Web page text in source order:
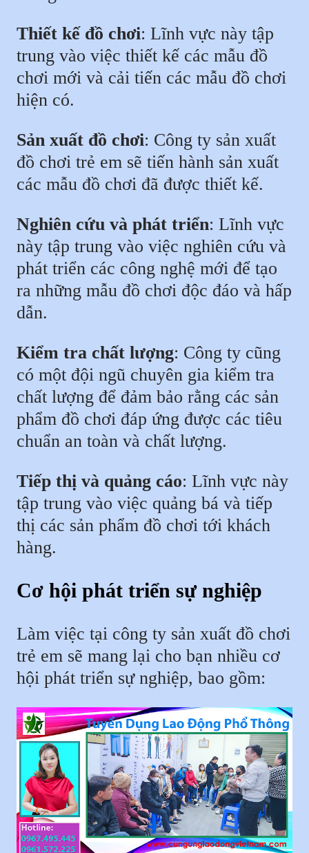
Thiết kế đồ chơi: Lĩnh vực này tập
trung vào việc thiết kế các mẫu đồ
chơi mới và cải tiến các mẫu đồ chơi
hiện có.
Sản xuất đồ chơi: Công ty sản xuất
đồ chơi trẻ em sẽ tiến hành sản xuất
các mẫu đồ chơi đã được thiết kế.
Nghiên cứu và phát triển: Lĩnh vực
này tập trung vào việc nghiên cứu và
phát triển các công nghệ mới để tạo
ra những mẫu đồ chơi độc đáo và hấp
dẫn.
Kiểm tra chất lượng: Công ty cũng
có một đội ngũ chuyên gia kiểm tra
chất lượng để đảm bảo rằng các sản
phẩm đồ chơi đáp ứng được các tiêu
chuẩn an toàn và chất lượng.
Tiếp thị và quảng cáo: Lĩnh vực này
tập trung vào việc quảng bá và tiếp
thị các sản phẩm đồ chơi tới khách
hàng.
Cơ hội phát triển sự nghiệp
Làm việc tại công ty sản xuất đồ chơi
trẻ em sẽ mang lại cho bạn nhiều cơ
hội phát triển sự nghiệp, bao gồm: